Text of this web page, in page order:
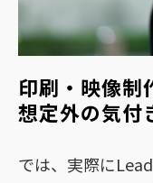
印刷・映像制
想定外の気付
では、実際に